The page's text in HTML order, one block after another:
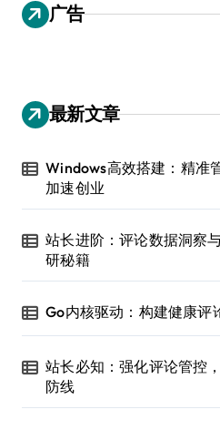
广告
最新文章
Windows高效搭建：精准
加速创业
站长进阶：评论数据洞察
研秘籍
Go内核驱动：构建健康评
站长必知：强化评论管控
防线